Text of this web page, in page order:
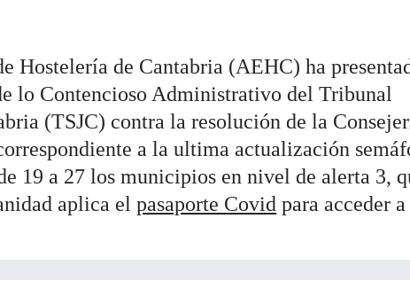
Hostelería de Cantabria (AEHC) ha
lo Contencioso Administrativo del Tribunal
(TSJC) contra la resolución de la
a la ultima actualización
19 a 27 los municipios en nivel de alerta 3,
aplica elpasaporte Covid para acceder a